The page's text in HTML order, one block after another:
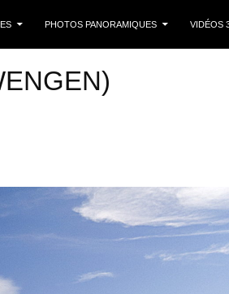
PHOTOS PANORAMIQUES VIDÉOS